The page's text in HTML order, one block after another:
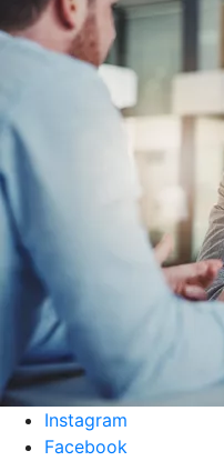
Instagram
Facebook